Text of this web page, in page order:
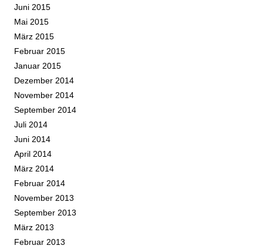
Juni 2015
Mai 2015
März 2015
Februar 2015
Januar 2015
Dezember 2014
November 2014
September 2014
Juli 2014
Juni 2014
April 2014
März 2014
Februar 2014
November 2013
September 2013
März 2013
Februar 2013